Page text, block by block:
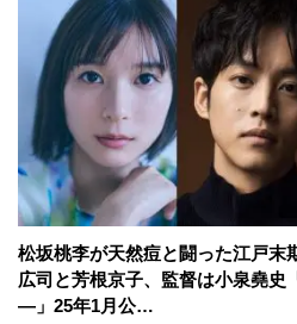
松坂桃李が天然痘と闘った江戸
広司と芳根京子、監督は小泉堯
―」25年1月公…